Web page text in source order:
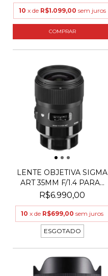
10 x de R$1.099,00 sem juros
LENTE OBJETIVA SIGMA
ART 35MM F/1.4 PARA...
R$6.990,00
10 x de R$699,00 sem juros
ESGOTADO